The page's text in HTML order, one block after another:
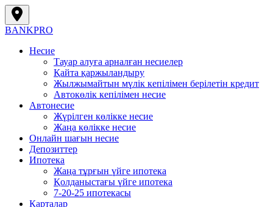
BANKPRO
Несие
Тауар алуға арналған несиелер
Қайта қаржыландыру
Жылжымайтын мүлік кепілімен берілетін кредит
Автокөлік кепілімен несие
Автонесие
Жүрілген көлікке несие
Жаңа көлікке несие
Онлайн шағын несие
Депозиттер
Ипотека
Жаңа тұрғын үйге ипотека
Қолданыстағы үйге ипотека
7-20-25 ипотекасы
Карталар